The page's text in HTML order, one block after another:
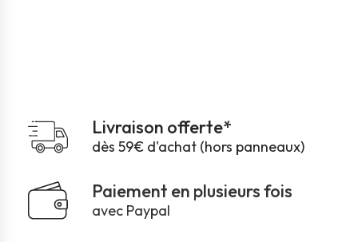
Livraison offerte*
dès 59€ d'achat (hors panneaux)
Paiement en plusieurs fois
avec Paypal